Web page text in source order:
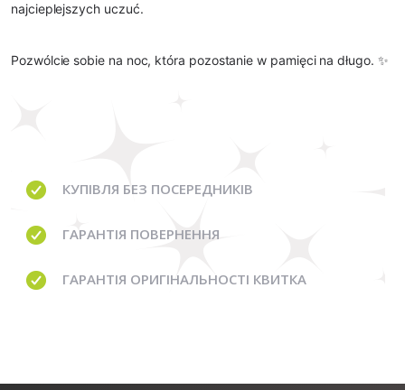
najcieplejszych uczuć.
Pozwólcie sobie na noc, która pozostanie w pamięci na długo. ✨
КУПІВЛЯ БЕЗ ПОСЕРЕДНИКІВ
ГАРАНТІЯ ПОВЕРНЕННЯ
ГАРАНТІЯ ОРИГІНАЛЬНОСТІ КВИТКА